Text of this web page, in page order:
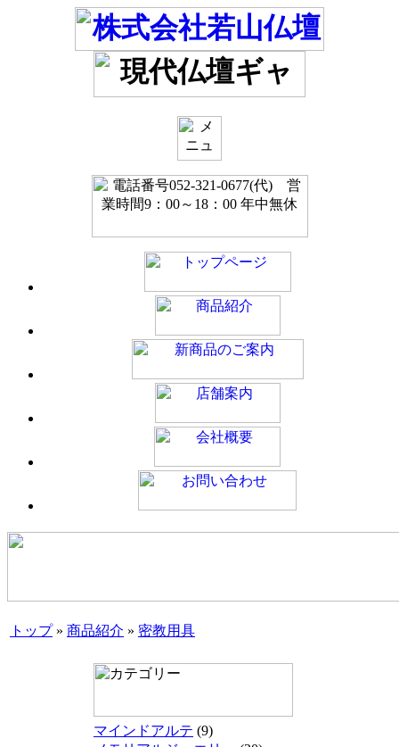
トップ» 商品紹介 » 密教用具
マインドアルテ (9)